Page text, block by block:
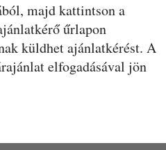
majd kattintson a
űrlapon
küldhet ajánlatkérést. A
elfogadásával jön